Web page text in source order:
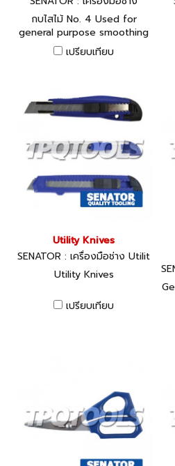
กบไสไม้ No. 4 Used for
general purpose smoothing
and final finishing.Featuring
a robust level cap designed
of the cutting iron.High
performance carbon steel
blade, hardened and
tampered to retain a keen
cutting edge to cut even
the hardest of woods.
เปรียบเทียบ
Utility Knives
SENATOR : เครื่องมือช่าง Utilit
y Knives
Utility Knives
เปรียบเทียบ